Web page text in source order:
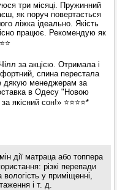
три місяці. Пружинний
як поруч повертається
ліжка ідеально. Якість
працює. Рекомендую як
за акцією. Отримала і
спина перестала
дякую менеджерам за
в Одесу "Новою
якісний сон!» ⭐⭐⭐⭐*
дії матраца або топпера
різкі перепади
у приміщенні,
і т. д.